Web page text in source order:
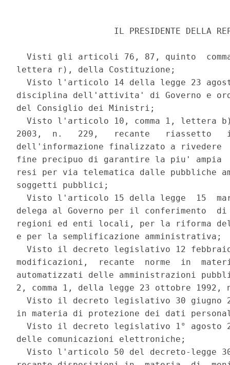
IL PRESIDENTE DELLA
Visti gli articoli 76, 87, quinto
lettera r), della Costituzione;
Visto l'articolo 14 della legge 23
disciplina dell'attivita' di Governo e
del Consiglio dei Ministri;
Visto l'articolo 10, comma 1, lettera
2003,  n.   229,   recante   riassetto
dell'informazione finalizzato a
fine precipuo di garantire la piu'
resi per via telematica dalle pubbliche
soggetti pubblici;
Visto l'articolo 15 della legge  15
delega al Governo per il conferimento
regioni ed enti locali, per la riforma
e per la semplificazione amministrativa;
Visto il decreto legislativo 12
modificazioni,  recante  norme  in
automatizzati delle amministrazioni
2, comma 1, della legge 23 ottobre
Visto il decreto legislativo 30 giugno
in materia di protezione dei dati
Visto il decreto legislativo 1° agosto
delle comunicazioni elettroniche;
Visto l'articolo 50 del decreto-legge